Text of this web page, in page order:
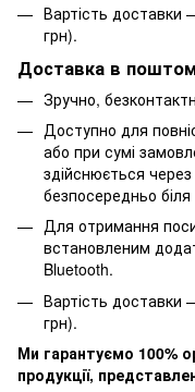
Вартість доставки
грн).
Доставка в
Зручно,
Доступно для
або при сумі
здійснюється
безпосередньо
Для отримання
встановленим
Bluetooth.
Вартість доставки
грн).
Ми гарантуємо 100%
продукції,